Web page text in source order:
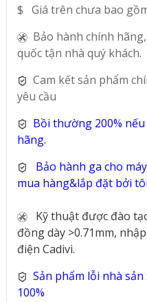
$ Giá trên chưa bao
Bảo hành chính
quốc tận nhà quý khách.
Cam kết sản phẩm
yêu cầu
Bồi thường 200%
hãng.
Bảo hành ga cho
mua hàng&lắp đặt bởi
Kỹ thuật được đào
đồng dày >0.71mm,
điện Cadivi.
Sản phẩm lỗi nhà
100%